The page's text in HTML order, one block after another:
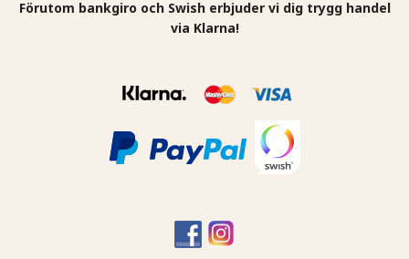
Förutom bankgiro och Swish erbjuder vi dig trygg handel
via Klarna!